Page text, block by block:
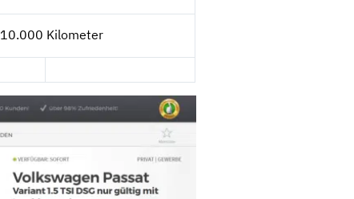
10.000 Kilometer